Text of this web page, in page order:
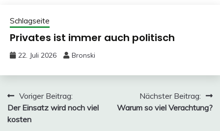
Schlagseite
Privates ist immer auch politisch
22. Juli 2026 Bronski
Beitragsnavigation
Voriger Beitrag:
Der Einsatz wird noch viel
kosten
Nächster Beitrag:
Warum so viel Verachtung?